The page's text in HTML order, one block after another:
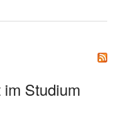
Studium